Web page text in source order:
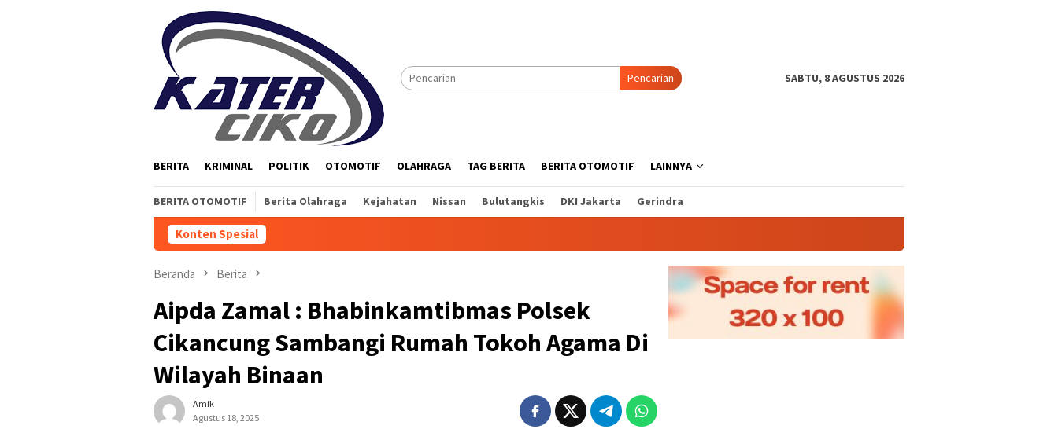
Pencarian SABTU, 8 AGUSTUS 2026
BERITA KRIMINAL POLITIK OTOMOTIF OLAHRAGA TAG BERITA BERITA OTOMOTIF LAINNYA
BERITA OTOMOTIF Berita Olahraga Kejahatan Nissan Bulutangkis DKI Jakarta Gerindra
Konten Spesial
Beranda Berita
Aipda Zamal : Bhabinkamtibmas Polsek
Cikancung Sambangi Rumah Tokoh Agama Di
Wilayah Binaan
Amik
Agustus 18, 2025